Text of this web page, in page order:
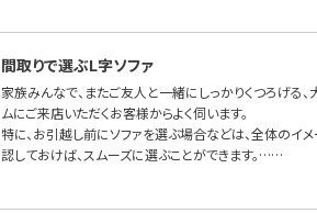
間取りで選ぶL字ソファ
家族みんなで、またご友人と一緒にしっかりくつろげる
ムにご来店いただくお客様からよく伺います。
特に、お引越し前にソファを選ぶ場合などは、全体のイ
認しておけば、スムーズに選ぶことができます。……